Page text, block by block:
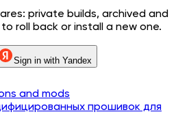
private builds, archived and
roll back or install a new one.
Sign in with Yandex
and mods
прошивок для